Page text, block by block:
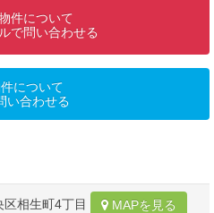
件について
で問い合わせる
について
い合わせる
区相生町4丁目 MAPを見る